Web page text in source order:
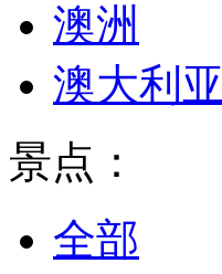
澳洲
澳大利亚
景点：
全部